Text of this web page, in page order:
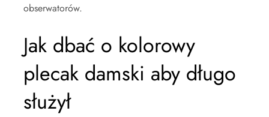
obserwatorów.
Jak dbać o kolorowy
plecak damski aby długo
służył